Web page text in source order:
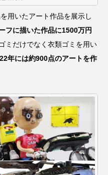
用いたアート作品を展示し
フに描いた作品に1500万円
ミだけでなく衣類ゴミを用い
年には約900点のアートを作